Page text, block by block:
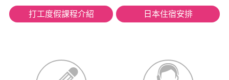
打工度假課程介紹 日本住宿安排